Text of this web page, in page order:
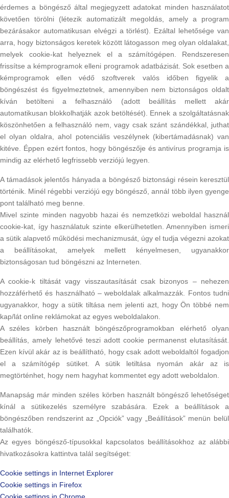
érdemes a böngésző által megjegyzett adatokat minden használatot
követően törölni (létezik automatizált megoldás, amely a program
bezárásakor automatikusan elvégzi a törlést). Ezáltal lehetősége van
arra, hogy biztonságos keretek között látogasson meg olyan oldalakat,
melyek cookie-kat helyeznek el a számítógépen. Rendszeresen
frissítse a kémprogramok elleni programok adatbázisát. Sok esetben a
kémprogramok ellen védő szoftverek valós időben figyelik a
böngészést és figyelmeztetnek, amennyiben nem biztonságos oldalt
kíván betölteni a felhasználó (adott beállítás mellett akár
automatikusan blokkolhatják azok betöltését). Ennek a szolgáltatásnak
köszönhetően a felhasználó nem, vagy csak szánt szándékkal, juthat
el olyan oldalra, ahol potenciális veszélynek (kibertámadásnak) van
kitéve. Éppen ezért fontos, hogy böngészője és antivírus programja is
mindig az elérhető legfrissebb verziójú legyen.
A támadások jelentős hányada a böngésző biztonsági résein keresztül
történik. Minél régebbi verziójú egy böngésző, annál több ilyen gyenge
pont található meg benne.
Mivel szinte minden nagyobb hazai és nemzetközi weboldal használ
cookie-kat, így használatuk szinte elkerülhetetlen. Amennyiben ismeri
a sütik alapvető működési mechanizmusát, úgy el tudja végezni azokat
a beállításokat, amelyek mellett kényelmesen, ugyanakkor
biztonságosan tud böngészni az Interneten.
A cookie-k tiltását vagy visszautasítását csak bizonyos – nehezen
hozzáférhető és használható – weboldalak alkalmazzák. Fontos tudni
ugyanakkor, hogy a sütik tiltása nem jelenti azt, hogy Ön többé nem
kap/lát online reklámokat az egyes weboldalakon.
A széles körben használt böngészőprogramokban elérhető olyan
beállítás, amely lehetővé teszi adott cookie permanenst elutasítását.
Ezen kívül akár az is beállítható, hogy csak adott weboldaltól fogadjon
el a számítógép sütiket. A sütik letiltása nyomán akár az is
megtörténhet, hogy nem hagyhat kommentet egy adott weboldalon.
Manapság már minden széles körben használt böngésző lehetőséget
kínál a sütikezelés személyre szabására. Ezek a beállítások a
böngészőben rendszerint az „Opciók” vagy „Beállítások” menün belül
találhatók.
Az egyes böngésző-típusokkal kapcsolatos beállításokhoz az alábbi
hivatkozásokra kattintva talál segítséget:
Cookie settings in Internet Explorer
Cookie settings in Firefox